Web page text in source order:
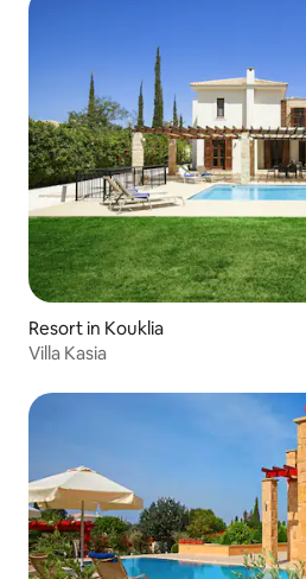
Resort in Kouklia
Villa Kasia